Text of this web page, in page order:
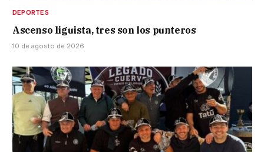
DEPORTES
Ascenso liguista, tres son los punteros
10 de agosto de 2026